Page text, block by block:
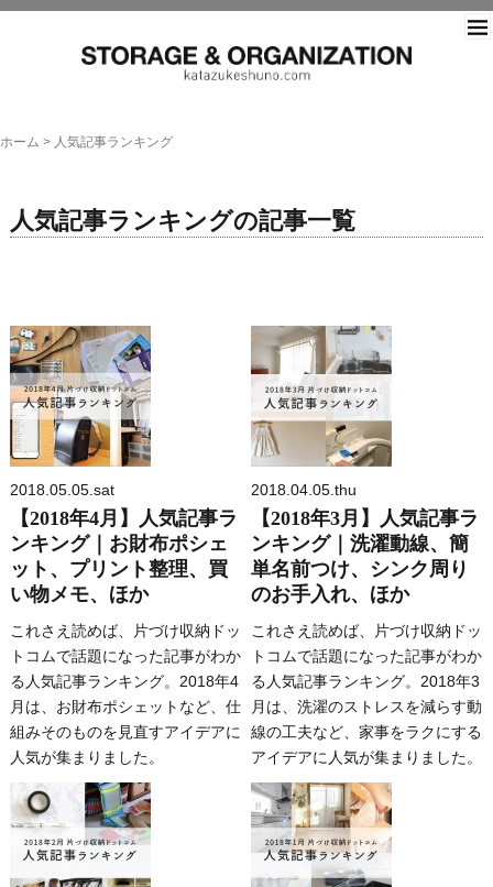
ホーム > 人気記事ランキング
人気記事ランキングの記事一覧
2018.05.05.sat
【2018年4月】人気記事ラ
ンキング｜お財布ポシェ
ット、プリント整理、買
い物メモ、ほか
これさえ読めば、片づけ収納ドッ
トコムで話題になった記事がわか
る人気記事ランキング。2018年4
月は、お財布ポシェットなど、仕
組みそのものを見直すアイデアに
人気が集まりました。
2018.04.05.thu
【2018年3月】人気記事ラ
ンキング｜洗濯動線、簡
単名前つけ、シンク周り
のお手入れ、ほか
これさえ読めば、片づけ収納ドッ
トコムで話題になった記事がわか
る人気記事ランキング。2018年3
月は、洗濯のストレスを減らす動
線の工夫など、家事をラクにする
アイデアに人気が集まりました。